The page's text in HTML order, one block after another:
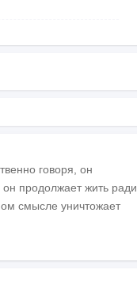
говоря, он
он продолжает жить ради
смысле уничтожает